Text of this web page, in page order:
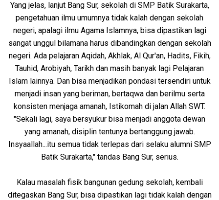
Yang jelas, lanjut Bang Sur, sekolah di SMP Batik Surakarta,
pengetahuan ilmu umumnya tidak kalah dengan sekolah
negeri, apalagi ilmu Agama Islamnya, bisa dipastikan lagi
sangat unggul bilamana harus dibandingkan dengan sekolah
negeri. Ada pelajaran Aqidah, Akhlak, Al Qur'an, Hadits, Fikih,
Tauhid, Arobiyah, Tarikh dan masih banyak lagi Pelajaran
Islam lainnya. Dan bisa menjadikan pondasi tersendiri untuk
menjadi insan yang beriman, bertaqwa dan berilmu serta
konsisten menjaga amanah, Istikomah di jalan Allah SWT.
"Sekali lagi, saya bersyukur bisa menjadi anggota dewan
yang amanah, disiplin tentunya bertanggung jawab.
Insyaallah...itu semua tidak terlepas dari selaku alumni SMP
Batik Surakarta," tandas Bang Sur, serius.
Kalau masalah fisik bangunan gedung sekolah, kembali
ditegaskan Bang Sur, bisa dipastikan lagi tidak kalah dengan